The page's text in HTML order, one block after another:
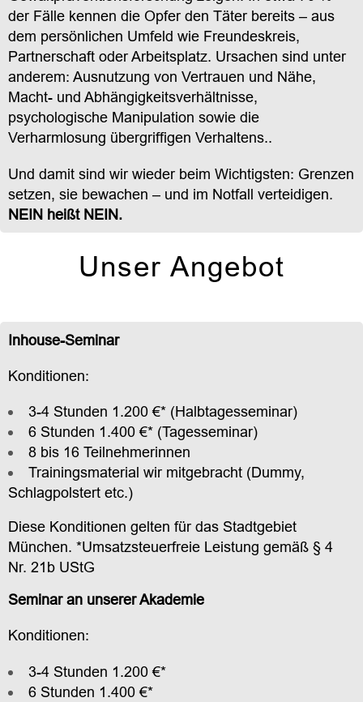
der Fälle kennen die Opfer den Täter bereits – aus
dem persönlichen Umfeld wie Freundeskreis,
Partnerschaft oder Arbeitsplatz. Ursachen sind unter
anderem: Ausnutzung von Vertrauen und Nähe,
Macht- und Abhängigkeitsverhältnisse,
psychologische Manipulation sowie die
Verharmlosung übergriffigen Verhaltens..
Und damit sind wir wieder beim Wichtigsten: Grenzen
setzen, sie bewachen – und im Notfall verteidigen.
NEIN heißt NEIN.
Unser Angebot
Inhouse-Seminar
Konditionen:
3-4 Stunden 1.200 €* (Halbtagesseminar)
6 Stunden 1.400 €* (Tagesseminar)
8 bis 16 Teilnehmerinnen
Trainingsmaterial wir mitgebracht (Dummy,
Schlagpolstert etc.)
Diese Konditionen gelten für das Stadtgebiet
München. *Umsatzsteuerfreie Leistung gemäß § 4
Nr. 21b UStG
Seminar an unserer Akademie
Konditionen:
3-4 Stunden 1.200 €*
6 Stunden 1.400 €*